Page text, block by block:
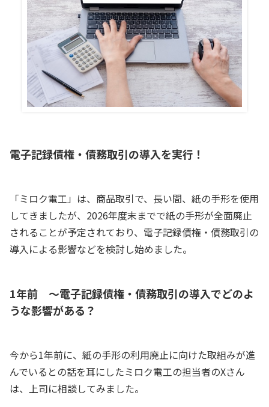
電子記録債権・債務取引の導入を実行！
「ミロク電工」は、商品取引で、長い間、紙の手形を使用
してきましたが、2026年度末までで紙の手形が全面廃止
されることが予定されており、電子記録債権・債務取引の
導入による影響などを検討し始めました。
1年前 ～電子記録債権・債務取引の導入でどのよ
うな影響がある？
今から1年前に、紙の手形の利用廃止に向けた取組みが進
んでいるとの話を耳にしたミロク電工の担当者のXさん
は、上司に相談してみました。